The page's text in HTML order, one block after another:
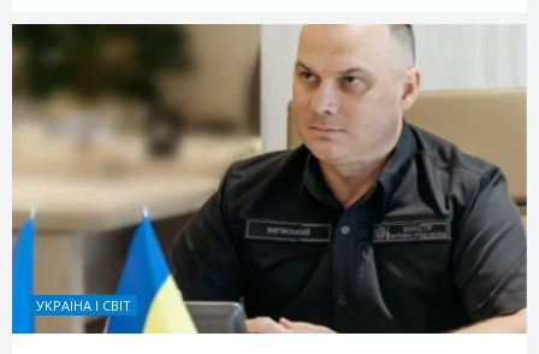
УКРАЇНА І СВІТ